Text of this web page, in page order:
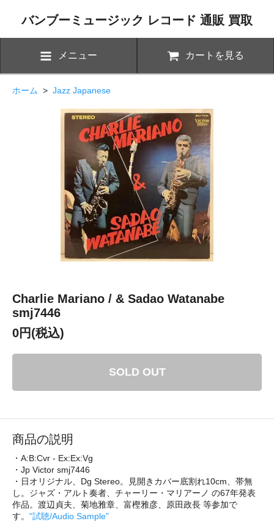
バンブーミュージック レコード 通販 買取
メニュー カートを見る
ホーム > Jazz Japanese
Charlie Mariano / & Sadao Watanabe
smj7446
0円(税込)
SOLD OUT
商品の説明
・A:B:Cvr - Ex:Ex:Vg
・Jp Victor smj7446
・日オリジナル、Dg Stereo。見開きカバー底割れ10cm、帯無
し。ジャズ・アルト奏者、チャーリー・マリアーノ の67年発表
作品。渡辺貞夫、菊地雅章、富樫雅彦、原田政長 等参加で
す。 "試聴/Audio Sample"